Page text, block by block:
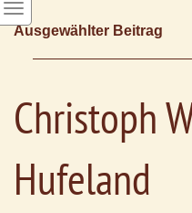
Ausgewählter Beitrag
Christoph
Hufeland